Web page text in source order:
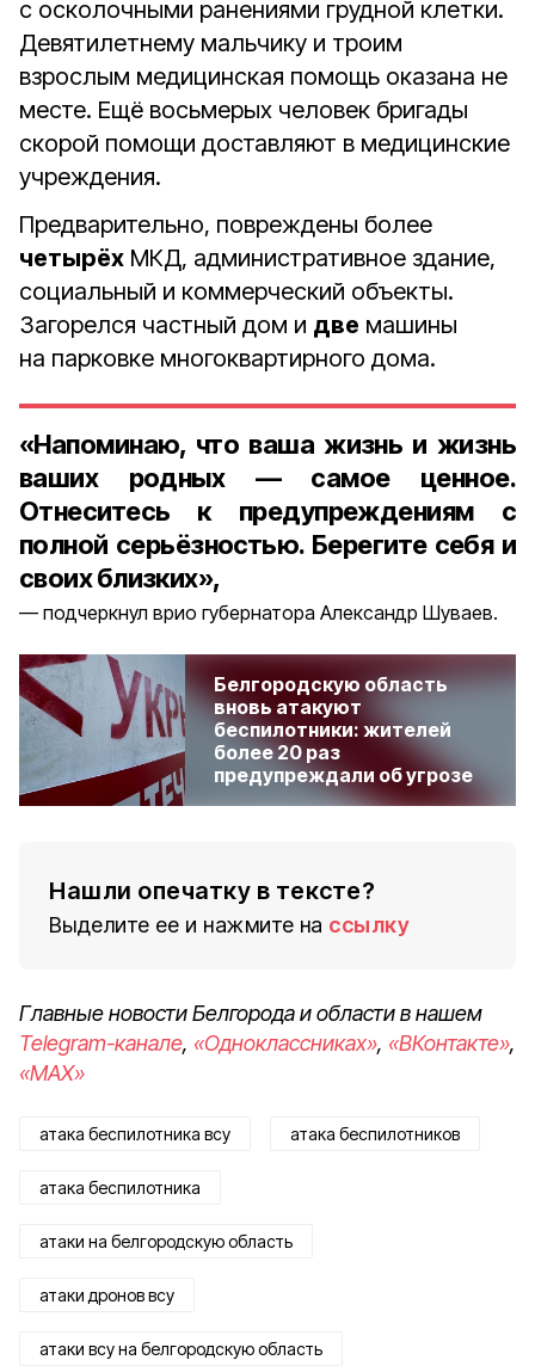
с осколочными ранениями грудной клетки.
Девятилетнему мальчику и троим
взрослым медицинская помощь оказана не
месте. Ещё восьмерых человек бригады
скорой помощи доставляют в медицинские
учреждения.
Предварительно, повреждены более
четырёх МКД, административное здание,
социальный и коммерческий объекты.
Загорелся частный дом и две машины
на парковке многоквартирного дома.
«Напоминаю, что ваша жизнь и жизнь
ваших родных — самое ценное.
Отнеситесь к предупреждениям с
полной серьёзностью. Берегите себя и
своих близких»,
подчеркнул врио губернатора Александр Шуваев.
Белгородскую область
вновь атакуют
беспилотники: жителей
более 20 раз
предупреждали об угрозе
Нашли опечатку в тексте?
Выделите ее и нажмите на ссылку
Главные новости Белгорода и области в нашем
Telegram-канале, «Одноклассниках», «ВКонтакте»,
«MAX»
атака беспилотника всу атака беспилотников
атака беспилотника
атаки на белгородскую область
атаки дронов всу
атаки всу на белгородскую область